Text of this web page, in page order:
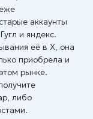
аккаунты
и яндекс.
её в X, она
приобрела и
рынке.
либо